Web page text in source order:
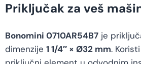
Priključak za veš
Bonomini 0710AR54B7 je
dimenzije 1 1/4″ × Ø32 mm.